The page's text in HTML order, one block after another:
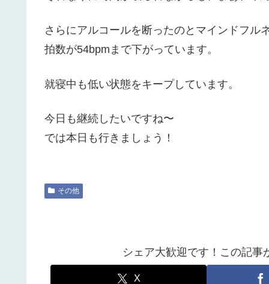
さらにアルコールを断ったのとマインドフル
拍数が54bpmまで下がっています。
就寝中も低い状態をキープしています。
今日も継続したいですね〜
では本日も行きましょう！
その他
シェア大歓迎です！この記事
X